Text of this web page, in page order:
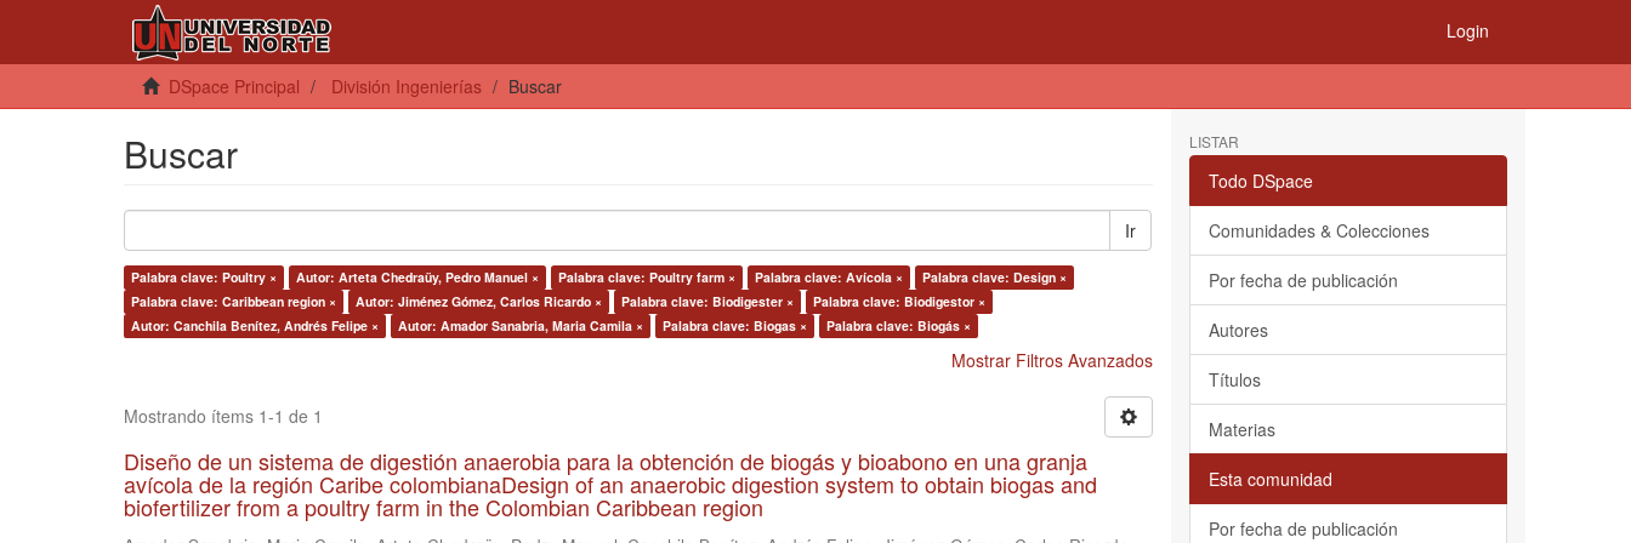
Login
DSpace Principal División Ingenierías Buscar
Buscar
Ir
Palabra clave: Poultry × Autor: Arteta Chedraüy, Pedro Manuel × Palabra clave: Poultry farm × Palabra clave: Avícola ×
Palabra clave: Design ×
Palabra clave: Caribbean region ×
Autor: Jiménez Gómez, Carlos Ricardo × Palabra clave: Biodigester ×
Palabra clave: Biodigestor ×
Autor: Canchila Benítez, Andrés Felipe ×
Autor: Amador Sanabria, Maria Camila × Palabra clave: Biogas × Palabra clave: Biogás ×
Mostrar Filtros Avanzados
Mostrando ítems 1-1 de 1
Diseño de un sistema de digestión anaerobia para la obtención de biogás y bioabono en una granja
avícola de la región Caribe colombianaDesign of an anaerobic digestion system to obtain biogas and
biofertilizer from a poultry farm in the Colombian Caribbean region
LISTAR
Todo DSpace
Comunidades & Colecciones
Por fecha de publicación
Autores
Títulos
Materias
Esta comunidad
Por fecha de publicación